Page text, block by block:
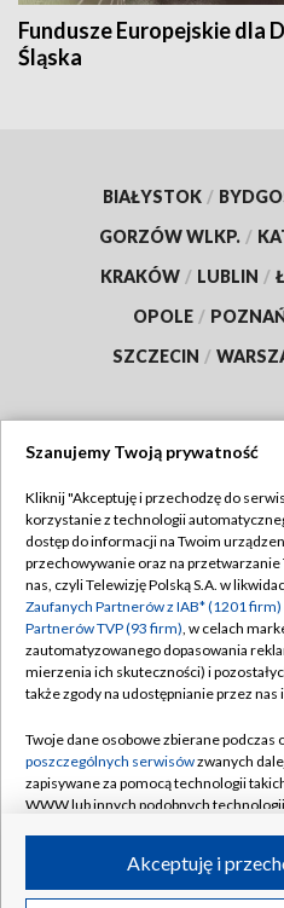
Fundusze Europejskie dla
Śląska
BIAŁYSTOK /
GORZÓW WLKP. /
KRAKÓW / LUBLIN /
OPOLE /
SZCZECIN /
Abonament TVP
Emisja w TVP
Centrum informacji TVP
Naziemna Telewizja Cyfrowa
Rada Programowa
System NOS
Informacje o nadawcy
Program dla prasy
Polityka
Moje
©2026 Telewizja
Szanujemy Twoją prywatność
Kliknij "Akceptuję i przechodzę do
korzystanie z technologii
dostęp do informacji na Twoim
przechowywanie oraz na
nas, czyli Telewizję Polską S.A. w
Zaufanych Partnerów z IAB* (1201 firm)
Partnerów TVP (93 firm), w celach
zautomatyzowanego dopasowania
mierzenia ich skuteczności) i
także zgody na udostępnianie przez
Twoje dane osobowe zbierane podczas
poszczególnych serwisówzwanych
zapisywane za pomocą technologii
WWW lub innych podobnych
ruchu w Internecie.Akceptuję i